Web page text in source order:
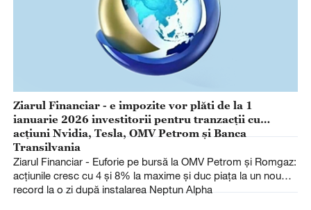
Ziarul Financiar - e impozite vor plăti de la 1
ianuarie 2026 investitorii pentru tranzacţii cu
acţiuni Nvidia, Tesla, OMV Petrom şi Banca
Transilvania
Ziarul Financiar - Euforie pe bursă la OMV Petrom şi Romgaz:
acţiunile cresc cu 4 şi 8% la maxime şi duc piaţa la un nou
record la o zi după instalarea Neptun Alpha